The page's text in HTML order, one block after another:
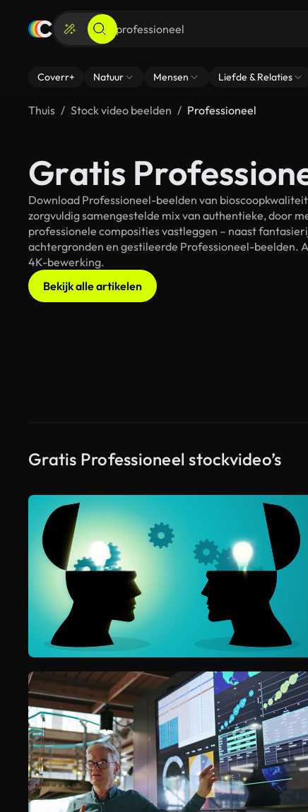
Coverr+ Natuur Mensen Liefde & Relaties
Thuis Stock video beelden Professioneel
Gratis
Download Professioneel-beelden van
zorgvuldig samengestelde mix van authentieke, door
professionele composities vastleggen – naast
achtergronden en gestileerde Professioneel-beelden.
4K-bewerking.
Bekijk alle artikelen
Gratis Professioneel stockvideo’s